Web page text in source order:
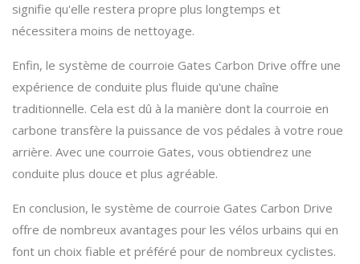
signifie qu'elle restera propre plus longtemps et
nécessitera moins de nettoyage.
Enfin, le système de courroie Gates Carbon Drive offre une
expérience de conduite plus fluide qu'une chaîne
traditionnelle. Cela est dû à la manière dont la courroie en
carbone transfère la puissance de vos pédales à votre roue
arrière. Avec une courroie Gates, vous obtiendrez une
conduite plus douce et plus agréable.
En conclusion, le système de courroie Gates Carbon Drive
offre de nombreux avantages pour les vélos urbains qui en
font un choix fiable et préféré pour de nombreux cyclistes.